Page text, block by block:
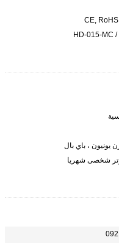
CE,
HD-015-MC